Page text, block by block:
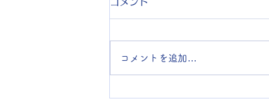
【イベント】須磨寺早朝参拝
コメントを追加…